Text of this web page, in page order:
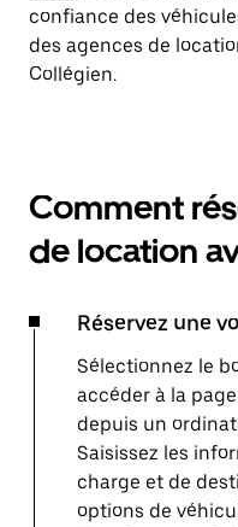
confiance des
des agences de
Collégien.
Comment
de location
Réservez une
Sélectionnez le
accéder à la
depuis un
Saisissez les
charge et de
options de